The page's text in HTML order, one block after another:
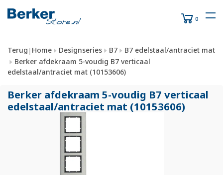
0
Terug | Home Designseries B7
B7 edelstaal/antraciet mat
Berker afdekraam 5-voudig B7 verticaal
edelstaal/antraciet mat (10153606)
Berker afdekraam 5-voudig B7 verticaal
edelstaal/antraciet mat (10153606)